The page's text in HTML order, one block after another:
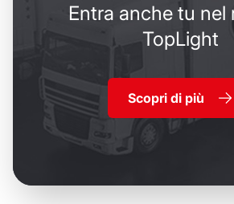
Entra anche tu nel
TopLight
Scopri di più